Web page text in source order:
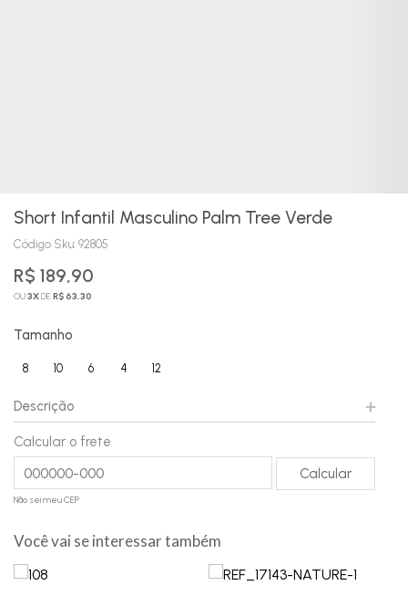
Short Infantil Masculino Palm Tree Verde
Código Sku: 92805
R$ 189,90
OU3XDER$ 63,30
Tamanho
8 10 6 4 12
Descrição
Calcular o frete
Não sei meu CEP
Você vai se interessar também